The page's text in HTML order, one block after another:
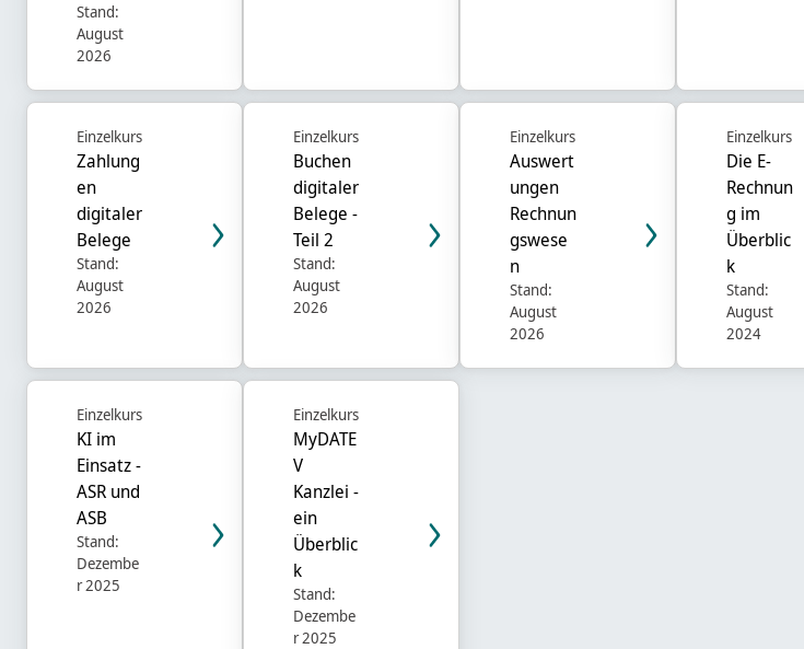
Stand:
August
2026
Einzelkurs
Zahlung
en
digitaler
Belege
Stand:
August
2026
Einzelkurs
Buchen
digitaler
Belege -
Teil 2
Stand:
August
2026
Einzelkurs
Auswert
ungen
Rechnun
gswese
n
Stand:
August
2026
Einzelkurs
Die E-
Rechnun
g im
Überblic
k
Stand:
August
2024
Einzelkurs
KI im
Einsatz -
ASR und
ASB
Stand:
Dezembe
r 2025
Einzelkurs
MyDATE
V
Kanzlei -
ein
Überblic
k
Stand:
Dezembe
r 2025